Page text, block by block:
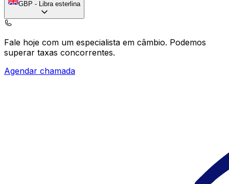
GBP - Libra esterlina
Fale hoje com um especialista em câmbio. Podemos
superar taxas concorrentes.
Agendar chamada